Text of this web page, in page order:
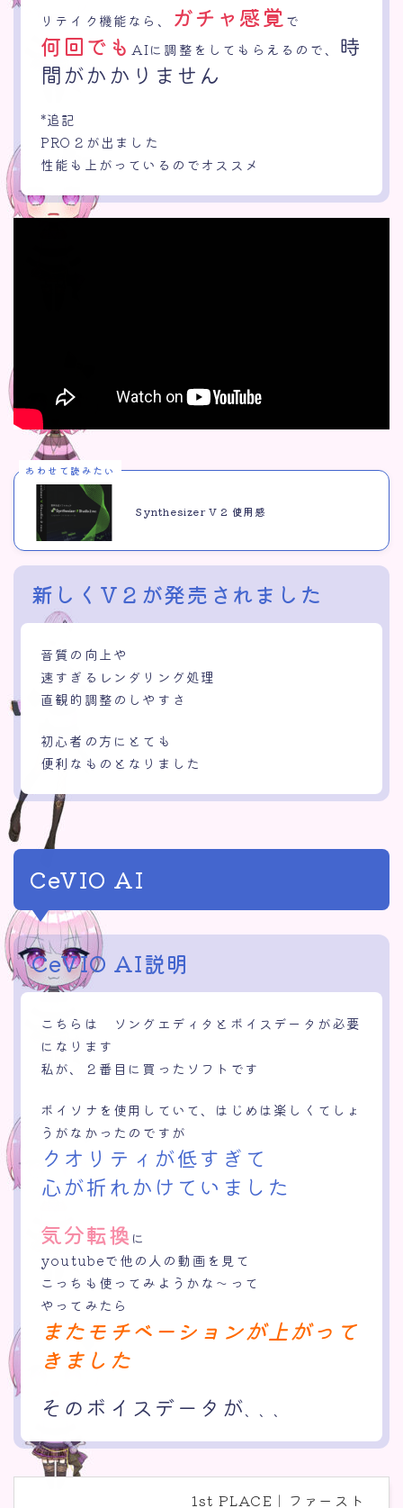
リテイク機能なら、 ガチャ感覚で
何回でも AIに調整をしてもらえるので、
時
間がかかりません
*追記
PRO２が出ました
性能も上がっているのでオススメ
あわせて読みたい
Synthesizer V 2 使用感
新しくV２が発売されました
音質の向上や
速すぎるレンダリング処理
直観的調整のしやすさ
初心者の方にとても
便利なものとなりました
CeVIO AI
CeVIO AI説明
こちらは ソングエディタとボイスデータが必要
になります
私が、２番目に買ったソフトです
ボイソナを使用していて、はじめは楽しくてしょ
うがなかったのですが
クオリティが低すぎて
心が折れかけていました
気分転換 に
youtubeで他の人の動画を見て
こっちも使ってみようかな～って
やってみたら
またモチベーションが上がって
きました
そのボイスデータが、、、
1st PLACE｜ファースト